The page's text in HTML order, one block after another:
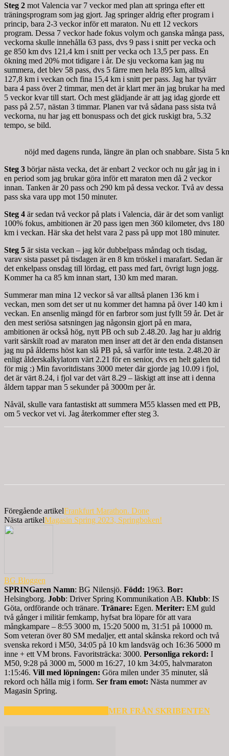
Steg 2 mot Valencia var 7 veckor med plan att springa efter ett
träningsprogram som jag gjort. Jag springer aldrig efter program i
princip, bara 2-3 veckor inför ett maraton. Nu ett 12 veckors
program. Dessa 7 veckor hade fokus volym och ganska många pass,
veckorna skulle innehålla 63 pass, dvs 9 pass i snitt per vecka och
ge 850 km dvs 121,4 km i snitt per vecka och 13,5 per pass. En
ökning med 20% mot tidigare i år. De sju veckorna kan jag nu
summera, det blev 58 pass, dvs 5 färre men hela 895 km, alltså
127,8 km i veckan och fina 15,4 km i snitt per pass. Jag har tyvärr
bara 4 pass över 2 timmar, men det är klart mer än jag brukar ha med
5 veckor kvar till start. Och mest glädjande är att jag idag gjorde ett
pass på 2.57, nästan 3 timmar. Planen var två sådana pass sista två
veckorna, nu har jag ett bonuspass och det gick ruskigt bra, 5.32
tempo, se bild.
nöjd med dagens runda, längre än plan och snabbare. Sista 5
Steg 3 börjar nästa vecka, det är enbart 2 veckor och nu går jag in i
en period som jag brukar göra inför ett maraton men då 2 veckor
innan. Tanken är 20 pass och 290 km på dessa veckor. Två av dessa
pass ska vara upp mot 150 minuter.
Steg 4 är sedan två veckor på plats i Valencia, där är det som vanligt
100% fokus, ambitionen är 20 pass igen men 360 kilometer, dvs 180
km i veckan. Här ska det helst vara 2 pass på upp mot 180 minuter.
Steg 5 är sista veckan – jag kör dubbelpass måndag och tisdag,
varav sista passet på tisdagen är en 8 km tröskel i marafart. Sedan är
det enkelpass onsdag till lördag, ett pass med fart, övrigt lugn jogg.
Kommer ha ca 85 km innan start, 130 km med maran.
Summerar man mina 12 veckor så var alltså planen 136 km i
veckan, men som det ser ut nu kommer det hamna på över 140 km i
veckan. En ansenlig mängd för en farbror som just fyllt 59 år. Det är
den mest seriösa satsningen jag någonsin gjort på en mara,
ambitionen är också hög, nytt PB och sub 2.48.20. Jag har ju aldrig
varit särskilt road av maraton men inser att det är den enda distansen
jag nu på ålderns höst kan slå PB på, så varför inte testa. 2.48.20 är
enligt ålderskalkylatorn värt 2.21 för en senior, dvs en helt galen tid
för mig :) Min favoritdistans 3000 meter där gjorde jag 10.09 i fjol,
det är värt 8.24, i fjol var det värt 8.29 – läskigt att inse att i denna
åldern tappar man 5 sekunder på 3000m per år.
Nåväl, skulle vara fantastiskt att summera M55 klassen med ett PB,
om 5 veckor vet vi. Jag återkommer efter steg 3.
Föregående artikelFrankfurt Marathon. Done
Nästa artikelMagasin Spring 2023, Springboken!
BG Bloggen
SPRINGaren Namn: BG Nilensjö. Född: 1963. Bor:
Helsingborg. Jobb: Driver Spring Kommunikation AB. Klubb: IS
Göta, ordförande och tränare. Tränare: Egen. Meriter: EM guld
två gånger i militär femkamp, hyfsat bra löpare för att vara
mångkampare – 8:55 3000 m, 15:20 5000 m, 31:51 på 10000 m.
Som veteran över 80 SM medaljer, ett antal skånska rekord och två
svenska rekord i M50, 34:05 på 10 km landsväg och 16:36 5000 m
inne + ett VM brons. Favoritsträcka: 3000. Personliga rekord: I
M50, 9:28 på 3000 m, 5000 m 16:27, 10 km 34:05, halvmaraton
1:15:46. Vill med löpningen: Göra milen under 35 minuter, slå
rekord och hålla mig i form. Ser fram emot: Nästa nummer av
Magasin Spring.
MER FRÅN SKRIBENTEN